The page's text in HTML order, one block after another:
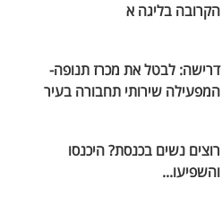
הקרובה בליגה א
דרישה: לבטל את מכרז תנופה-
המפעילה שירותי תחבורה בעיר
רוצים נשים בכנסת? היכנסו
והשפיעו...